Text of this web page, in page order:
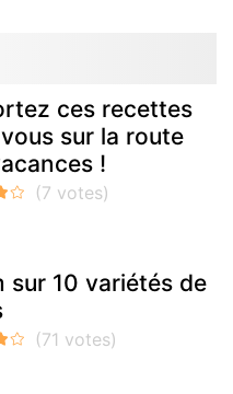
ces recettes
sur la route
!
sur 10 variétés de